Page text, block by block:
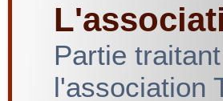
Partie
l'association